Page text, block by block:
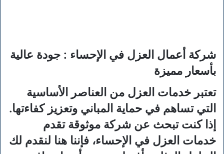
شركة أعمال العزل في الإحساء : جودة عالية
بأسعار مميزة
تعتبر خدمات العزل من العناصر الأساسية
التي تساهم في حماية المباني وتعزيز كفاءتها.
إذا كنت تبحث عن شركة موثوقة تقدم
خدمات العزل في الإحساء، فإننا هنا لنقدم لك